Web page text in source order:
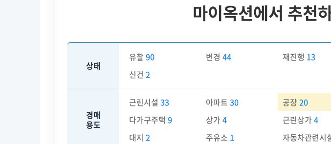
마이옥션에서 추천
상태
유찰 90 변경44 재진행 13
신건 2
경매
용도
근린시설 33 아파트30 공장20
다가구주택 9 상가4 근린상가4
대지 2 주유소 1 자동차관련시